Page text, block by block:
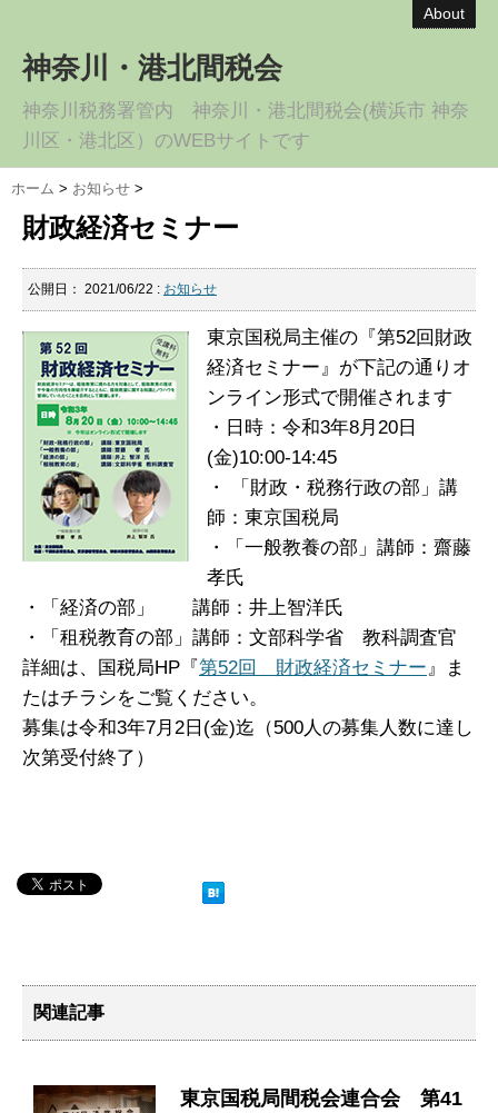
About
神奈川・港北間税会
神奈川税務署管内 神奈川・港北間税会(横浜市 神奈
川区・港北区）のWEBサイトです
ホーム > お知らせ >
財政経済セミナー
公開日： 2021/06/22 : お知らせ
東京国税局主催の『第52回財政
経済セミナー』が下記の通りオ
ンライン形式で開催されます
・日時：令和3年8月20日
(金)10:00-14:45
・ 「財政・税務行政の部」講
師：東京国税局
・「一般教養の部」講師：齋藤
孝氏
・「経済の部」 講師：井上智洋氏
・「租税教育の部」講師：文部科学省 教科調査官
詳細は、国税局HP『第52回 財政経済セミナー』ま
たはチラシをご覧ください。
募集は令和3年7月2日(金)迄（500人の募集人数に達し
次第受付終了）
関連記事
東京国税局間税会連合会 第41